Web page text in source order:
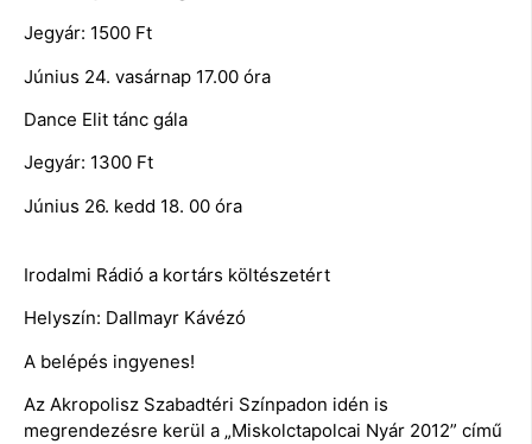
Jegyár: 1500 Ft
Június 24. vasárnap 17.00 óra
Dance Elit tánc gála
Jegyár: 1300 Ft
Június 26. kedd 18. 00 óra
Irodalmi Rádió a kortárs költészetért
Helyszín: Dallmayr Kávézó
A belépés ingyenes!
Az Akropolisz Szabadtéri Színpadon idén is
megrendezésre kerül a „Miskolctapolcai Nyár 2012” című